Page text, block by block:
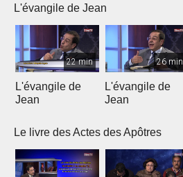
L'évangile de Jean
22 min
L'évangile de
Jean
26 min
L'évangile de
Jean
Le livre des Actes des Apôtres